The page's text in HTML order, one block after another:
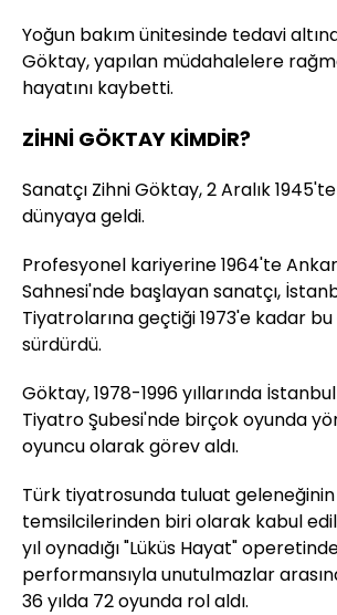
Yoğun bakım ünitesinde tedavi
Göktay, yapılan müdahalelere
hayatını kaybetti.
ZİHNİ GÖKTAY KİMDİR?
Sanatçı Zihni Göktay, 2 Aralık
dünyaya geldi.
Profesyonel kariyerine 1964'te
Sahnesi'nde başlayan sanatçı,
Tiyatrolarına geçtiği 1973'e kadar
sürdürdü.
Göktay, 1978-1996 yıllarında
Tiyatro Şubesi'nde birçok oyunda
oyuncu olarak görev aldı.
Türk tiyatrosunda tuluat
temsilcilerinden biri olarak kabul
yıl oynadığı "Lüküs Hayat"
performansıyla unutulmazlar
36 yılda 72 oyunda rol aldı.​​​​​​​